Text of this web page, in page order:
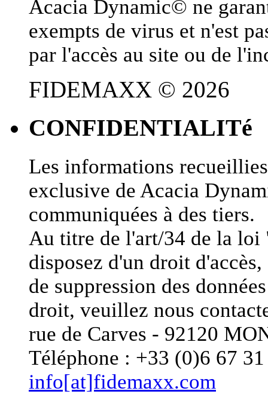
Acacia Dynamic© ne
exempts de virus et n'est
par l'accès au site ou de
FIDEMAXX © 2026
CONFIDENTIALITé
Les informations
exclusive de Acacia
communiquées à des tiers.
Au titre de l'art/34 de la
disposez d'un droit
de suppression des
droit, veuillez nous
rue de Carves - 92120
Téléphone : +33 (0)6 67
info[at]fidemaxx.com